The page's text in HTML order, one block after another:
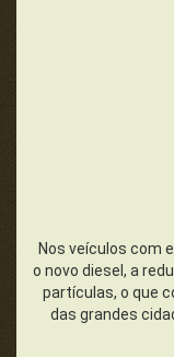
Nos veículos com
o novo diesel, a
partículas, o que
das grandes